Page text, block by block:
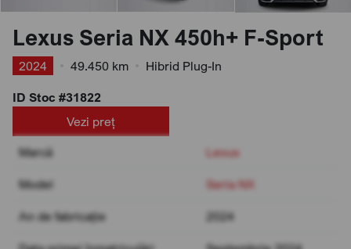
Lexus Seria NX 450h+ F-Sport
2024 49.450 km
Hibrid Plug-In
ID Stoc #31822
Vezi preț
Marcă
Lexus
Model Seria NX
An de fabricație 2024